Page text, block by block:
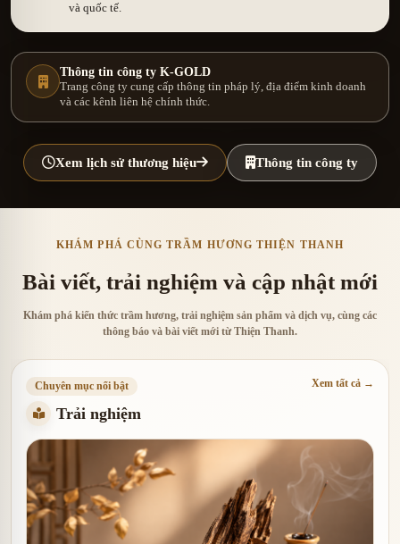
và quốc tế.
Thông tin công ty K-GOLD
Trang công ty cung cấp thông tin pháp lý, địa điểm kinh doanh
và các kênh liên hệ chính thức.
Xem lịch sử thương hiệu Thông tin công ty
KHÁM PHÁ CÙNG TRẦM HƯƠNG THIỆN THANH
Bài viết, trải nghiệm và cập nhật mới
Khám phá kiến thức trầm hương, trải nghiệm sản phẩm và dịch vụ, cùng các
thông báo và bài viết mới từ Thiện Thanh.
Chuyên mục nổi bật
Trải nghiệm
Xem tất cả →